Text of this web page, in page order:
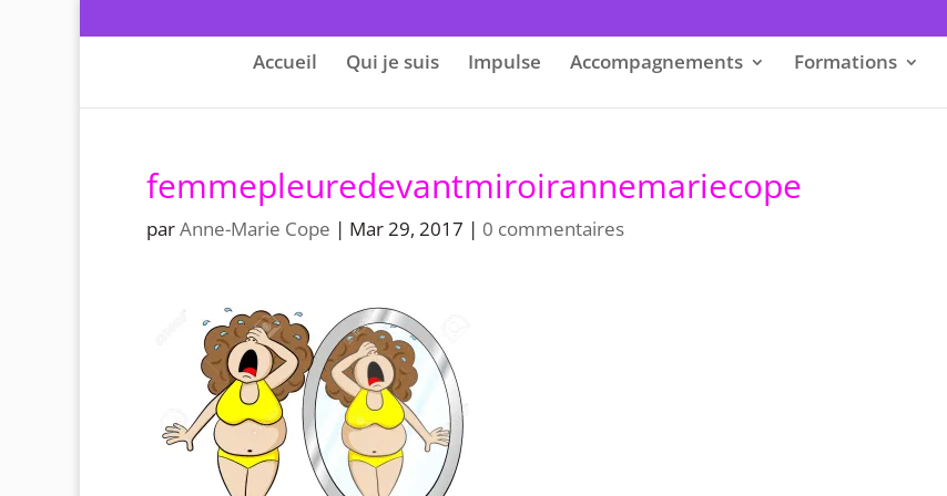
Accueil Qui je suis Impulse Accompagnements Formations
femmepleuredevantmiroirannemariecope
parAnne-Marie Cope | Mar 29, 2017 | 0 commentaires